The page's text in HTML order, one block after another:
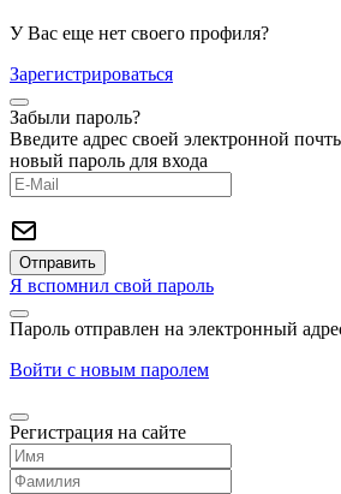
У Вас еще нет своего профиля?
Зарегистрироваться
Забыли пароль?
Введите адрес своей электронной
новый пароль для входа
Я вспомнил свой пароль
Пароль отправлен на электронный
Войти с новым паролем
Регистрация на сайте